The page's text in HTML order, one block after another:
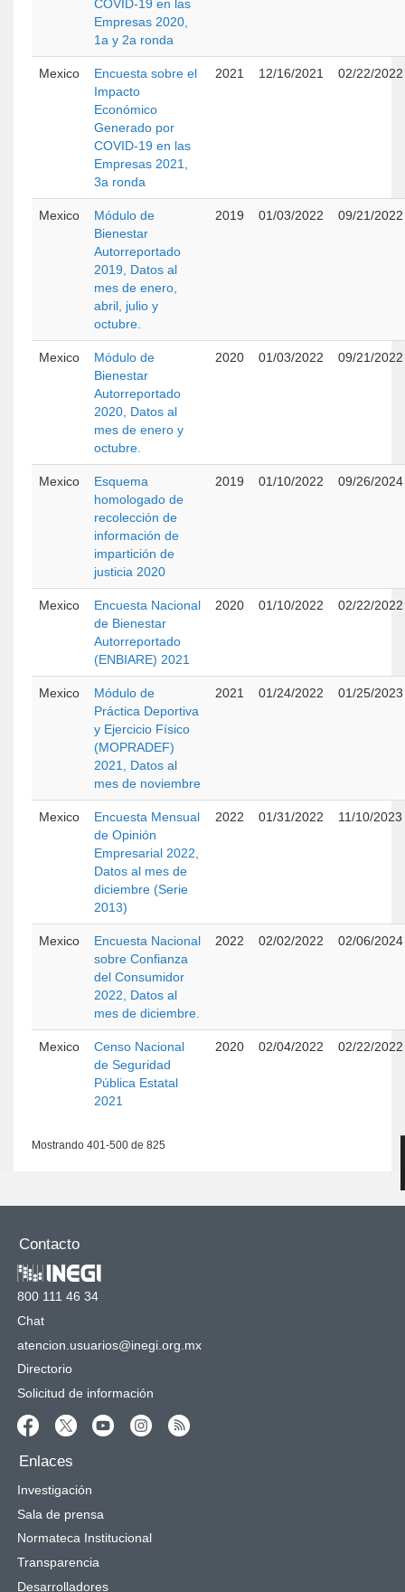
COVID-19 en las
Empresas 2020,
1a y 2a ronda
Mexico
Encuesta sobre el
Impacto
Económico
Generado por
COVID-19 en las
Empresas 2021,
3a ronda
2021 12/16/2021 02/22/2022
Mexico
Módulo de
Bienestar
Autorreportado
2019, Datos al
mes de enero,
abril, julio y
octubre.
2019 01/03/2022 09/21/2022
Mexico
Módulo de
Bienestar
Autorreportado
2020, Datos al
mes de enero y
octubre.
2020 01/03/2022 09/21/2022
Mexico
Esquema
homologado de
recolección de
información de
impartición de
justicia 2020
2019 01/10/2022 09/26/2024
Mexico
Encuesta Nacional
de Bienestar
Autorreportado
(ENBIARE) 2021
2020 01/10/2022 02/22/2022
Mexico
Módulo de
Práctica Deportiva
y Ejercicio Físico
(MOPRADEF)
2021, Datos al
mes de noviembre
2021 01/24/2022 01/25/2023
Mexico
Encuesta Mensual
de Opinión
Empresarial 2022,
Datos al mes de
diciembre (Serie
2013)
2022 01/31/2022 11/10/2023
Mexico
Encuesta Nacional
sobre Confianza
del Consumidor
2022, Datos al
mes de diciembre.
2022 02/02/2022 02/06/2024
Mexico
Censo Nacional
de Seguridad
Pública Estatal
2021
2020 02/04/2022 02/22/2022
Mostrando 401-500 de 825
Contacto
800 111 46 34
Chat
atencion.usuarios@inegi.org.mx
Directorio
Solicitud de información
Enlaces
Investigación
Sala de prensa
Normateca Institucional
Transparencia
Desarrolladores